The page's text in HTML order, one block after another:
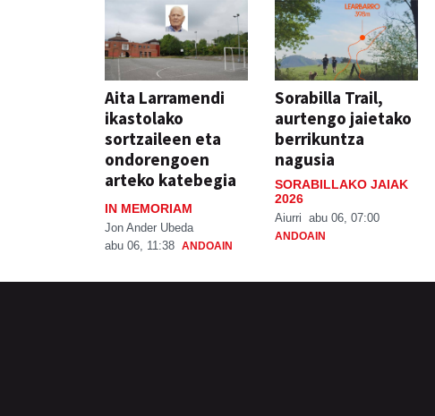
Aita Larramendi
ikastolako
sortzaileen eta
ondorengoen
arteko katebegia
IN MEMORIAM
Jon Ander Ubeda
abu 06, 11:38 ANDOAIN
Sorabilla Trail,
aurtengo jaietako
berrikuntza
nagusia
SORABILLAKO JAIAK
2026
Aiurri abu 06, 07:00
ANDOAIN